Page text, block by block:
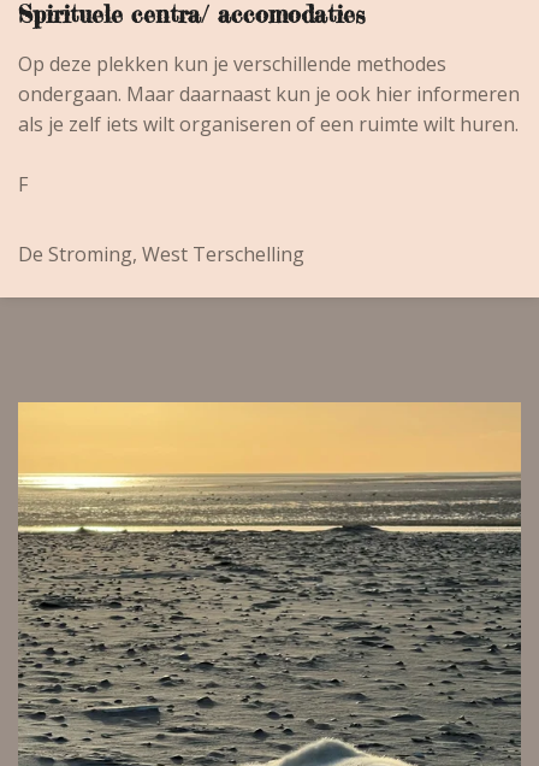
Spirituele centra/ accomodaties
Op deze plekken kun je verschillende methodes
ondergaan. Maar daarnaast kun je ook hier informeren
als je zelf iets wilt organiseren of een ruimte wilt huren.
F
De Stroming, West Terschelling